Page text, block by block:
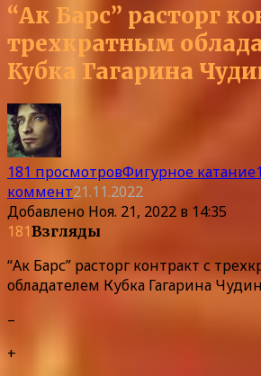
“Ак Барс” расторг
трехкратным
Кубка Гагарина
181 просмотровФигурное катание1
коммент21.11.2022
Добавлено Ноя. 21, 2022 в 14:35
181Взгляды
“Ак Барс” расторг контракт с
обладателем Кубка Гагарина
–
+